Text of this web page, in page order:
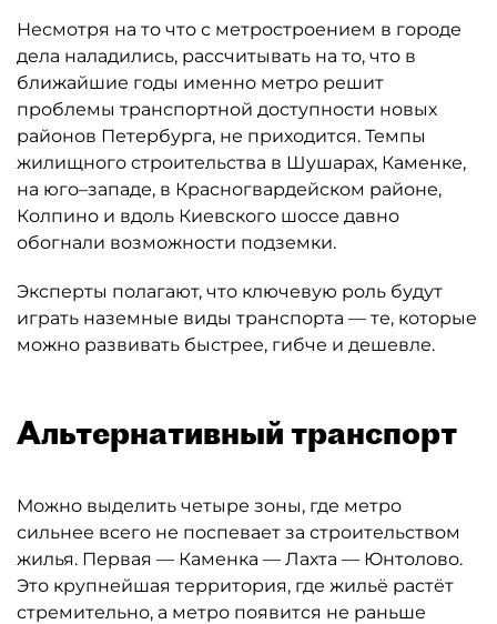
Несмотря на то что с метростроением в городе
дела наладились, рассчитывать на то, что в
ближайшие годы именно метро решит
проблемы транспортной доступности новых
районов Петербурга, не приходится. Темпы
жилищного строительства в Шушарах, Каменке,
на юго–западе, в Красногвардейском районе,
Колпино и вдоль Киевского шоссе давно
обогнали возможности подземки.
Эксперты полагают, что ключевую роль будут
играть наземные виды транспорта — те, которые
можно развивать быстрее, гибче и дешевле.
Альтернативный транспорт
Можно выделить четыре зоны, где метро
сильнее всего не поспевает за строительством
жилья. Первая — Каменка — Лахта — Юнтолово.
Это крупнейшая территория, где жильё растёт
стремительно, а метро появится не раньше